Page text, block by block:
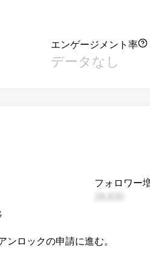
エンゲージメント率
データなし
フォロワー
ンロックの申請に進む。